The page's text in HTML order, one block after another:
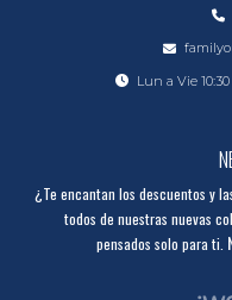
Lun a Vie
¿Te encantan los descuentos y
todos de nuestras nuevas
pensados solo para ti.